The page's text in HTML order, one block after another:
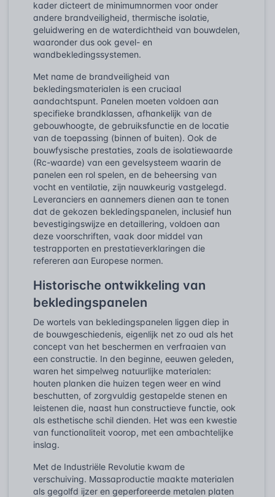
kader dicteert de minimumnormen voor onder
andere brandveiligheid, thermische isolatie,
geluidwering en de waterdichtheid van bouwdelen,
waaronder dus ook gevel- en
wandbekledingssystemen.
Met name de brandveiligheid van
bekledingsmaterialen is een cruciaal
aandachtspunt. Panelen moeten voldoen aan
specifieke brandklassen, afhankelijk van de
gebouwhoogte, de gebruiksfunctie en de locatie
van de toepassing (binnen of buiten). Ook de
bouwfysische prestaties, zoals de isolatiewaarde
(Rc-waarde) van een gevelsysteem waarin de
panelen een rol spelen, en de beheersing van
vocht en ventilatie, zijn nauwkeurig vastgelegd.
Leveranciers en aannemers dienen aan te tonen
dat de gekozen bekledingspanelen, inclusief hun
bevestigingswijze en detaillering, voldoen aan
deze voorschriften, vaak door middel van
testrapporten en prestatieverklaringen die
refereren aan Europese normen.
Historische ontwikkeling van
bekledingspanelen
De wortels van bekledingspanelen liggen diep in
de bouwgeschiedenis, eigenlijk net zo oud als het
concept van het beschermen en verfraaien van
een constructie. In den beginne, eeuwen geleden,
waren het simpelweg natuurlijke materialen:
houten planken die huizen tegen weer en wind
beschutten, of zorgvuldig gestapelde stenen en
leistenen die, naast hun constructieve functie, ook
als esthetische schil dienden. Het was een kwestie
van functionaliteit voorop, met een ambachtelijke
inslag.
Met de Industriële Revolutie kwam de
verschuiving. Massaproductie maakte materialen
als gegolfd ijzer en geperforeerde metalen platen